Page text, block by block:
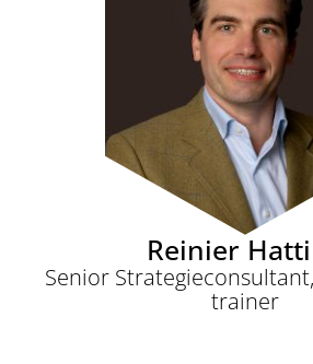
Reinier
Senior
trainer